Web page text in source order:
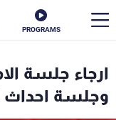
PROGRAMS
وجلسة احداث الضنية
الأخبار